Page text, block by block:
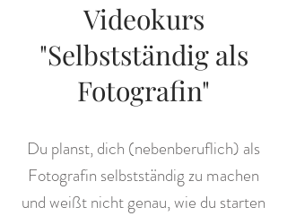
Videokurs
"Selbstständig als
Fotografin"
Du planst, dich (nebenberuflich) als
Fotografin selbstständig zu machen
und weißt nicht genau, wie du starten